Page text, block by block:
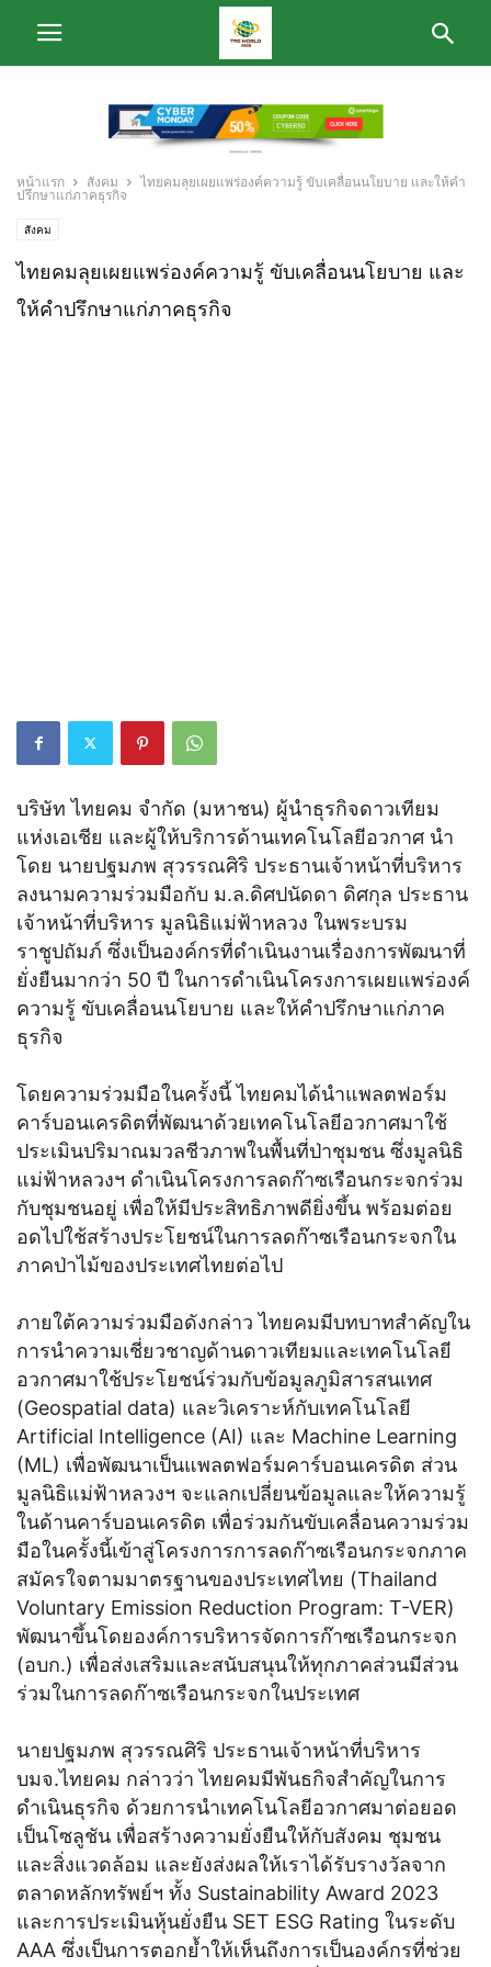
หน้าแรก สังคม
ไทยคมลุยเผยแพร่องค์ความรู้ ขับเคลื่อนนโยบาย และให้คำ
ปรึกษาแก่ภาคธุรกิจ
สังคม
ไทยคมลุยเผยแพร่องค์ความรู้ ขับเคลื่อนนโยบาย และ
ให้คำปรึกษาแก่ภาคธุรกิจ
บริษัท ไทยคม จำกัด (มหาชน) ผู้นำธุรกิจดาวเทียม
แห่งเอเชีย และผู้ให้บริการด้านเทคโนโลยีอวกาศ นำ
โดย นายปฐมภพ สุวรรณศิริ ประธานเจ้าหน้าที่บริหาร
ลงนามความร่วมมือกับ ม.ล.ดิศปนัดดา ดิศกุล ประธาน
เจ้าหน้าที่บริหาร มูลนิธิแม่ฟ้าหลวง ในพระบรม
ราชูปถัมภ์ ซึ่งเป็นองค์กรที่ดำเนินงานเรื่องการพัฒนาที่
ยั่งยืนมากว่า 50 ปี ในการดำเนินโครงการเผยแพร่องค์
ความรู้ ขับเคลื่อนนโยบาย และให้คำปรึกษาแก่ภาค
ธุรกิจ
โดยความร่วมมือในครั้งนี้ ไทยคมได้นำแพลตฟอร์ม
คาร์บอนเครดิตที่พัฒนาด้วยเทคโนโลยีอวกาศมาใช้
ประเมินปริมาณมวลชีวภาพในพื้นที่ป่าชุมชน ซึ่งมูลนิธิ
แม่ฟ้าหลวงฯ ดำเนินโครงการลดก๊าซเรือนกระจกร่วม
กับชุมชนอยู่ เพื่อให้มีประสิทธิภาพดียิ่งขึ้น พร้อมต่อย
อดไปใช้สร้างประโยชน์ในการลดก๊าซเรือนกระจกใน
ภาคป่าไม้ของประเทศไทยต่อไป
ภายใต้ความร่วมมือดังกล่าว ไทยคมมีบทบาทสำคัญใน
การนำความเชี่ยวชาญด้านดาวเทียมและเทคโนโลยี
อวกาศมาใช้ประโยชน์ร่วมกับข้อมูลภูมิสารสนเทศ
(Geospatial data) และวิเคราะห์กับเทคโนโลยี
Artificial Intelligence (AI) และ Machine Learning
(ML) เพื่อพัฒนาเป็นแพลตฟอร์มคาร์บอนเครดิต ส่วน
มูลนิธิแม่ฟ้าหลวงฯ จะแลกเปลี่ยนข้อมูลและให้ความรู้
ในด้านคาร์บอนเครดิต เพื่อร่วมกันขับเคลื่อนความร่วม
มือในครั้งนี้เข้าสู่โครงการการลดก๊าซเรือนกระจกภาค
สมัครใจตามมาตรฐานของประเทศไทย (Thailand
Voluntary Emission Reduction Program: T-VER)
พัฒนาขึ้นโดยองค์การบริหารจัดการก๊าซเรือนกระจก
(อบก.) เพื่อส่งเสริมและสนับสนุนให้ทุกภาคส่วนมีส่วน
ร่วมในการลดก๊าซเรือนกระจกในประเทศ
นายปฐมภพ สุวรรณศิริ ประธานเจ้าหน้าที่บริหาร
บมจ.ไทยคม กล่าวว่า ไทยคมมีพันธกิจสำคัญในการ
ดำเนินธุรกิจ ด้วยการนำเทคโนโลยีอวกาศมาต่อยอด
เป็นโซลูชัน เพื่อสร้างความยั่งยืนให้กับสังคม ชุมชน
และสิ่งแวดล้อม และยังส่งผลให้เราได้รับรางวัลจาก
ตลาดหลักทรัพย์ฯ ทั้ง Sustainability Award 2023
และการประเมินหุ้นยั่งยืน SET ESG Rating ในระดับ
AAA ซึ่งเป็นการตอกย้ำให้เห็นถึงการเป็นองค์กรที่ช่วย